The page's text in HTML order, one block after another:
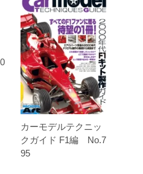
カーモデルテクニッ
クガイド F1編 No.7
95